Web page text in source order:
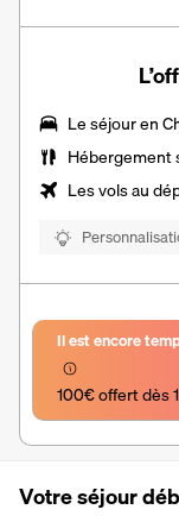
Le séjour en
Hébergement
Les vols au
Il est encore
100€ offert dès
Votre séjour